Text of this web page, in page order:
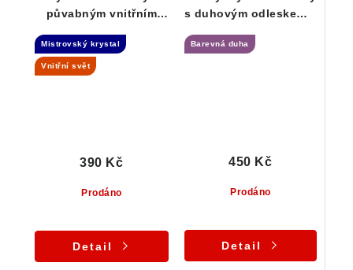
půvabným vnitřním
Mistrovský krystal
Vnitřní svět
Prodáno
390 Kč
Detail
s duhovým odleskem a
Barevná duha
Prodáno
450 Kč
Detail